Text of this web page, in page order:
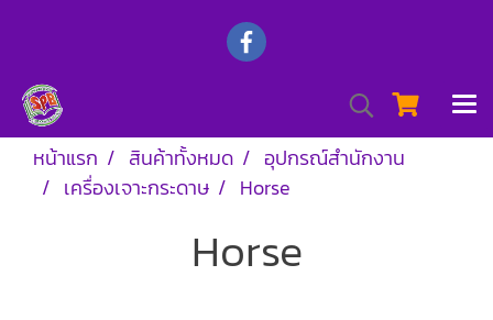
หน้าแรก สินค้าทั้งหมด
อุปกรณ์สำนักงาน
เครื่องเจาะกระดาษ
Horse
Horse